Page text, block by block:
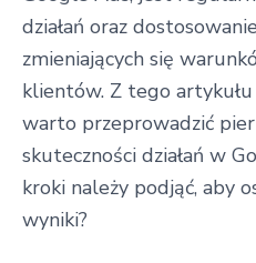
działań oraz
zmieniających się
klientów. Z tego
warto przeprowadzić
skuteczności działań w
kroki należy podjąć, aby
wyniki?